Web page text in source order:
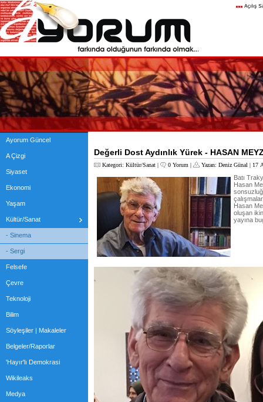
Ayorum Güncel
A Çizgi
Siyaset
Ekonomi
Yaşam
Kültür/Sanat
- Sinema
- Sergi
Felsefe
Çevre
Teknoloji
Bilim
Söyleşiler | Makaleler
Belgeler/Raporlar
'Hayır'lı Demokrasi
Wikileaks
Medya
Değerli Dost Aydınlık Yürek - HASAN
Kategori: Kültür/Sanat | 0 Yorum | Yazan: Deniz Günal | 17
Batı
Hasan
Hasan
oluşan
yayına